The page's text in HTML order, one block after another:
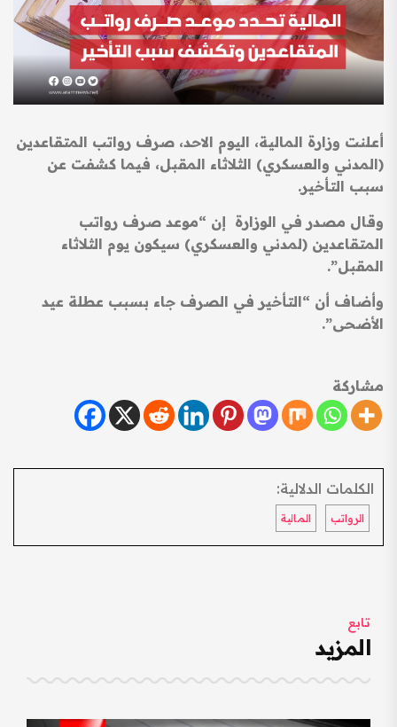
أعلنت وزارة المالية، اليوم الاحد، صرف رواتب المتقاعدين
(المدني والعسكري) الثلاثاء المقبل، فيما كشفت عن
سبب التأخير.
وقال مصدر في الوزارة إن “موعد صرف رواتب
المتقاعدين (لمدني والعسكري) سيكون يوم الثلاثاء
المقبل”.
وأضاف أن “التأخير في الصرف جاء بسبب عطلة عيد
الأضحى”.
مشاركة
الكلمات الدلالية:
الرواتب المالية
تابع
المزيد